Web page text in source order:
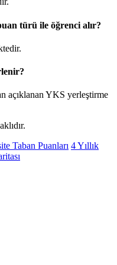
türü ile öğrenci alır?
açıklanan YKS yerleştirme
Taban Puanları 4 Yıllık